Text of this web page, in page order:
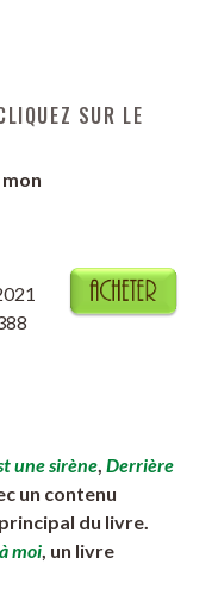
SUR LE
une sirène, Derrière
un contenu
du livre.
moi, un livre